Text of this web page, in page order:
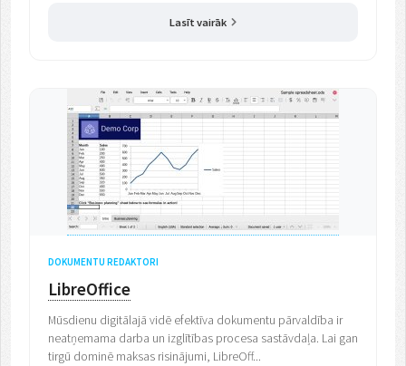
Lasīt vairāk
DOKUMENTU REDAKTORI
LibreOffice
Mūsdienu digitālajā vidē efektīva dokumentu pārvaldība ir
neatņemama darba un izglītības procesa sastāvdaļa. Lai gan
tirgū dominē maksas risinājumi, LibreOff...